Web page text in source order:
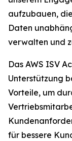
aufzubauen,
Daten
verwalten und
Das AWS ISV
Unterstützung
Vorteile, um
für bessere